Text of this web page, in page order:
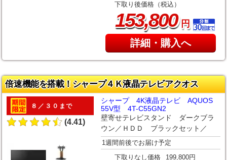
下取り後価格（税込）
153,800円
詳細・購入へ
倍速機能を搭載！シャープ４Ｋ液晶テレビアクオス
８／３０まで
(4.41)
シャープ 4K液晶テレビ AQUOS
55V型 4T-C55GN2
壁寄せテレビスタンド ダークブラ
ウン／ＨＤＤ ブラックセット／
1週間前後でお届け予定
下取りなし価格 199,800円